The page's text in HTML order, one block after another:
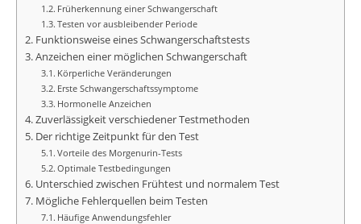
Früherkennung einer Schwangerschaft
Testen vor ausbleibender Periode
Funktionsweise eines Schwangerschaftstests
Anzeichen einer möglichen Schwangerschaft
Körperliche Veränderungen
Erste Schwangerschaftssymptome
Hormonelle Anzeichen
Zuverlässigkeit verschiedener Testmethoden
Der richtige Zeitpunkt für den Test
Vorteile des Morgenurin-Tests
Optimale Testbedingungen
Unterschied zwischen Frühtest und normalem Test
Mögliche Fehlerquellen beim Testen
Häufige Anwendungsfehler